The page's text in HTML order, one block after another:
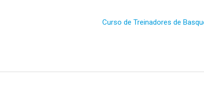
Curso de Treinadores de